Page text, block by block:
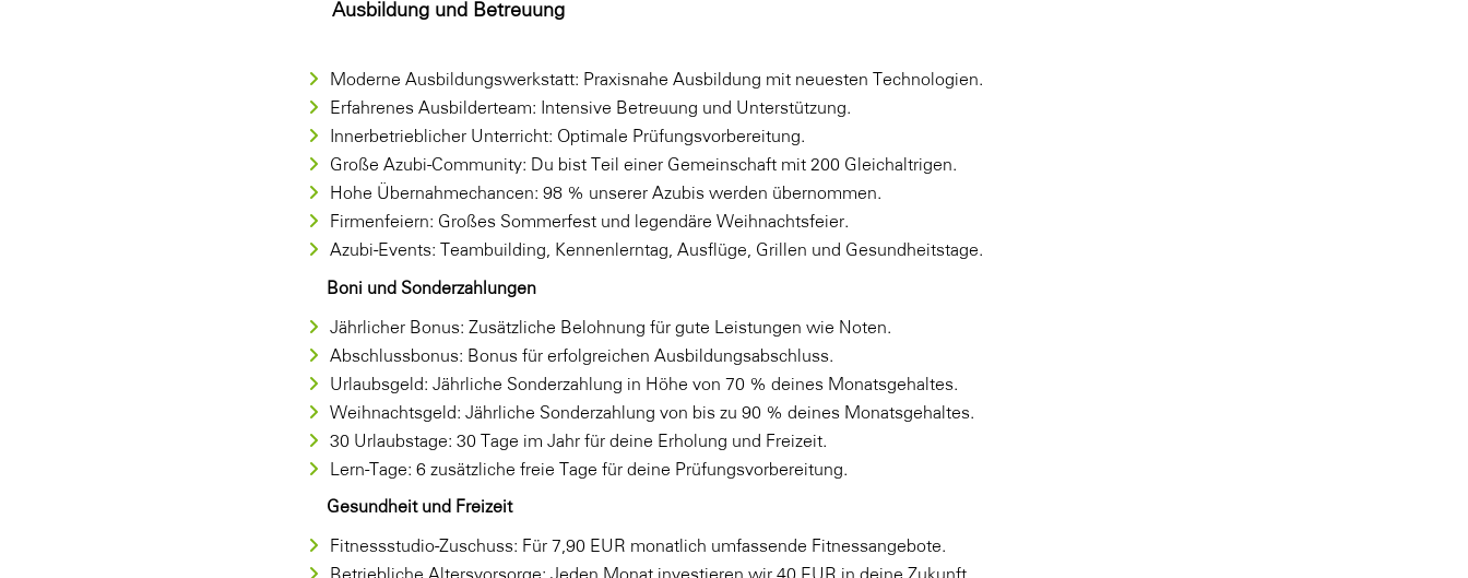
Ausbildung und Betreuung
Moderne Ausbildungswerkstatt: Praxisnahe Ausbildung mit neuesten Technologien.
Erfahrenes Ausbilderteam: Intensive Betreuung und Unterstützung.
Innerbetrieblicher Unterricht: Optimale Prüfungsvorbereitung.
Große Azubi-Community: Du bist Teil einer Gemeinschaft mit 200 Gleichaltrigen.
Hohe Übernahmechancen: 98 % unserer Azubis werden übernommen.
Firmenfeiern: Großes Sommerfest und legendäre Weihnachtsfeier.
Azubi-Events: Teambuilding, Kennenlerntag, Ausflüge, Grillen und Gesundheitstage.
Boni und Sonderzahlungen
Jährlicher Bonus: Zusätzliche Belohnung für gute Leistungen wie Noten.
Abschlussbonus: Bonus für erfolgreichen Ausbildungsabschluss.
Urlaubsgeld: Jährliche Sonderzahlung in Höhe von 70 % deines Monatsgehaltes.
Weihnachtsgeld: Jährliche Sonderzahlung von bis zu 90 % deines Monatsgehaltes.
30 Urlaubstage: 30 Tage im Jahr für deine Erholung und Freizeit.
Lern-Tage: 6 zusätzliche freie Tage für deine Prüfungsvorbereitung.
Gesundheit und Freizeit
Fitnessstudio-Zuschuss: Für 7,90 EUR monatlich umfassende Fitnessangebote.
Betriebliche Altersvorsorge: Jeden Monat investieren wir 40 EUR in deine Zukunft.